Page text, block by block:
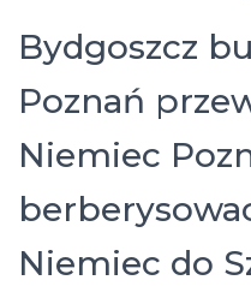
Bydgoszcz
Poznań
Niemiec
Niemiec do